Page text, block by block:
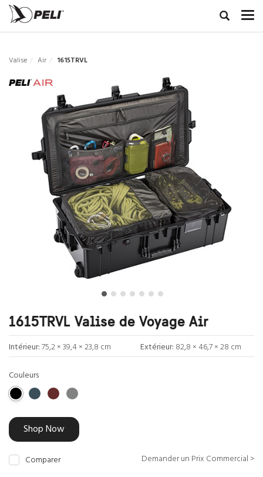
Valise Air 1615TRVL
1615TRVL Valise de Voyage Air
Intérieur:75,2 × 39,4 × 23,8 cm Extérieur: 82,8 × 46,7 × 28 cm
Couleurs
Shop Now
Comparer Demander un Prix Commercial >